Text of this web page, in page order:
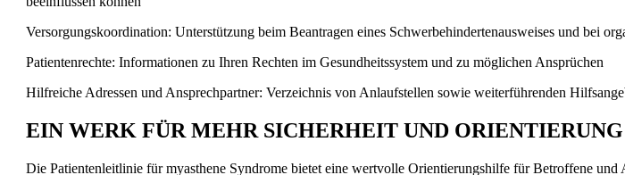
Versorgungskoordination: Unterstützung beim Beantragen eines Schwerbehindertenausweises und bei
Patientenrechte: Informationen zu Ihren Rechten im Gesundheitssystem und zu möglichen Ansprüchen
Hilfreiche Adressen und Ansprechpartner: Verzeichnis von Anlaufstellen sowie weiterführenden
EIN WERK FÜR MEHR SICHERHEIT UND ORIENTIERUNG
Die Patientenleitlinie für myasthene Syndrome bietet eine wertvolle Orientierungshilfe für Betroffene